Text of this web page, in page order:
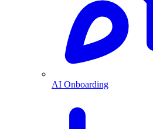
AI Onboarding